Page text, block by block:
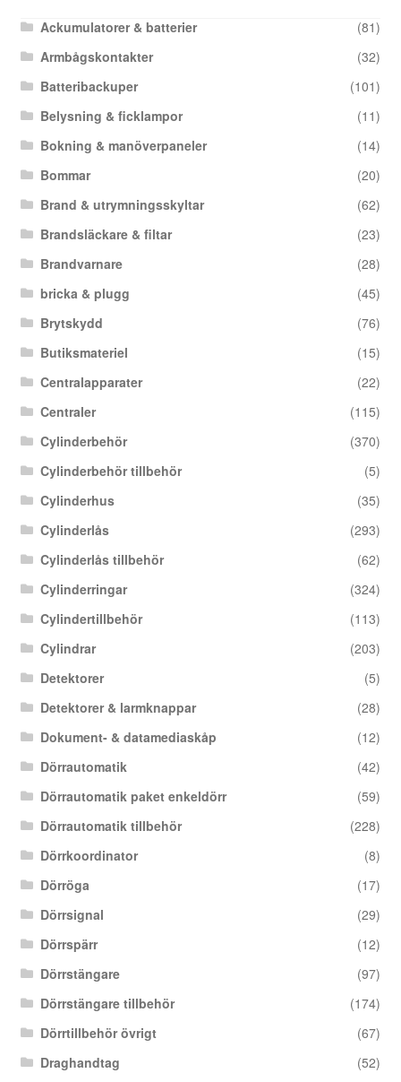
Ackumulatorer & batterier
(81)
Armbågskontakter
(32)
Batteribackuper
(101)
Belysning & ficklampor
(11)
Bokning & manöverpaneler
(14)
Bommar
(20)
Brand & utrymningsskyltar
(62)
Brandsläckare & filtar
(23)
Brandvarnare
(28)
bricka & plugg
(45)
Brytskydd
(76)
Butiksmateriel
(15)
Centralapparater
(22)
Centraler
(115)
Cylinderbehör
(370)
Cylinderbehör tillbehör
(5)
Cylinderhus
(35)
Cylinderlås
(293)
Cylinderlås tillbehör
(62)
Cylinderringar
(324)
Cylindertillbehör
(113)
Cylindrar
(203)
Detektorer
(5)
Detektorer & larmknappar
(28)
Dokument- & datamediaskåp
(12)
Dörrautomatik
(42)
Dörrautomatik paket enkeldörr
(59)
Dörrautomatik tillbehör
(228)
Dörrkoordinator
(8)
Dörröga
(17)
Dörrsignal
(29)
Dörrspärr
(12)
Dörrstängare
(97)
Dörrstängare tillbehör
(174)
Dörrtillbehör övrigt
(67)
Draghandtag
(52)